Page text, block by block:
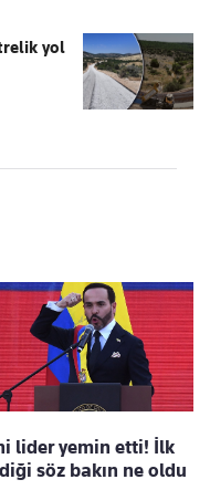
yol
lider yemin etti! İlk
söz bakın ne oldu